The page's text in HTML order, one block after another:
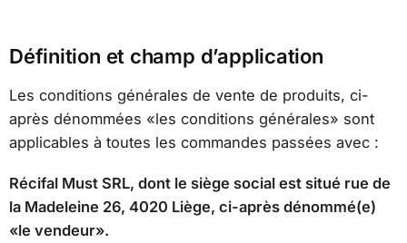
Définition et champ d’application
Les conditions générales de vente de produits, ci-
après dénommées «les conditions générales» sont
applicables à toutes les commandes passées avec :
Récifal Must SRL, dont le siège social est situé rue de
la Madeleine 26, 4020 Liège, ci-après dénommé(e)
«le vendeur».